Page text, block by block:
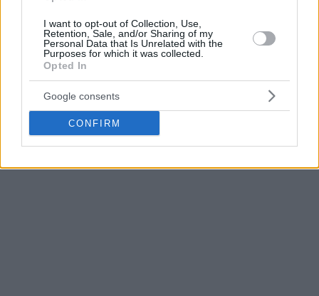
I want to opt-out of Collection, Use,
Retention, Sale, and/or Sharing of my
Personal Data that Is Unrelated with the
Purposes for which it was collected.
Opted In
Google consents
CONFIRM
Διαβάστε ακόμα